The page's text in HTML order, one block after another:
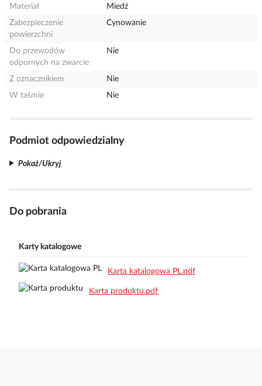
Materiał
Miedź
Zabezpieczenie
powierzchni
Cynowanie
Do przewodów
odpornych na zwarcie
Nie
Z oznacznikiem
Nie
W taśmie
Nie
Podmiot odpowiedzialny
Pokaż/Ukryj
Do pobrania
Karty katalogowe
Karta katalogowa PL.pdf
Karta produktu.pdf